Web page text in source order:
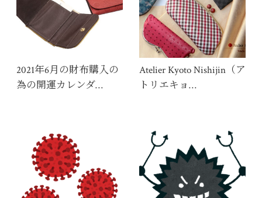
2021年6月の財布購入の
為の開運カレンダ…
Atelier Kyoto Nishijin（ア
トリエキョ…